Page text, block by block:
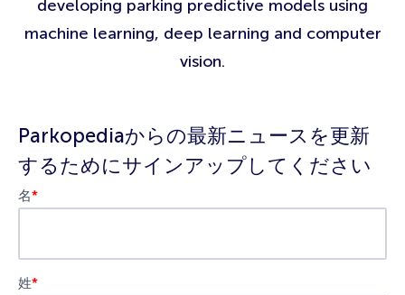
developing parking predictive models using
machine learning, deep learning and computer
vision.
Parkopediaからの最新ニュースを更新
するためにサインアップしてください
名*
姓*